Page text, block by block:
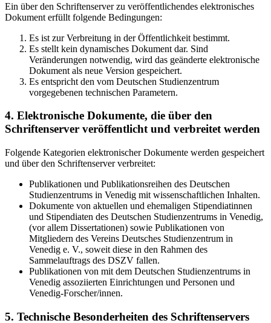
Ein über den Schriftenserver zu veröffentlichendes elektronisches
Dokument erfüllt folgende Bedingungen:
Es ist zur Verbreitung in der Öffentlichkeit bestimmt.
Es stellt kein dynamisches Dokument dar. Sind
Veränderungen notwendig, wird das geänderte elektronische
Dokument als neue Version gespeichert.
Es entspricht den vom Deutschen Studienzentrum
vorgegebenen technischen Parametern.
4. Elektronische Dokumente, die über den
Schriftenserver veröffentlicht und verbreitet werden
Folgende Kategorien elektronischer Dokumente werden gespeichert
und über den Schriftenserver verbreitet:
Publikationen und Publikationsreihen des Deutschen
Studienzentrums in Venedig mit wissenschaftlichen Inhalten.
Dokumente von aktuellen und ehemaligen Stipendiatinnen
und Stipendiaten des Deutschen Studienzentrums in Venedig,
(vor allem Dissertationen) sowie Publikationen von
Mitgliedern des Vereins Deutsches Studienzentrum in
Venedig e. V., soweit diese in den Rahmen des
Sammelauftrags des DSZV fallen.
Publikationen von mit dem Deutschen Studienzentrums in
Venedig assoziierten Einrichtungen und Personen und
Venedig-Forscher/innen.
5. Technische Besonderheiten des Schriftenservers